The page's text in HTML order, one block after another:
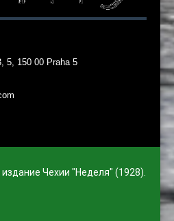
5, 150 00 Praha 5
Чехии "Неделя" (1928).